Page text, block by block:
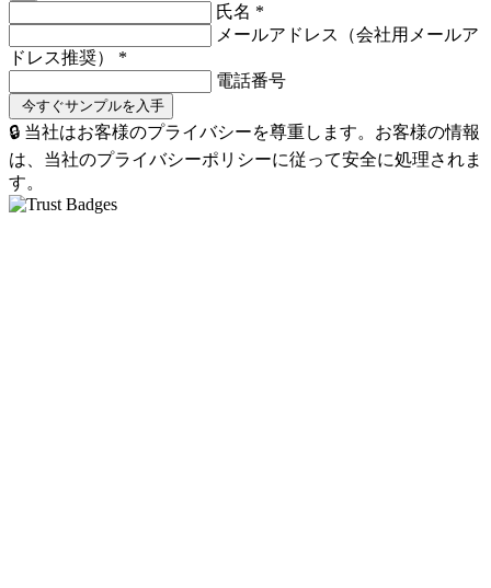
氏名 *
メールアドレス（会社用メールア
ドレス推奨） *
電話番号
🔒 当社はお客様のプライバシーを尊重します。お客様の情報
は、当社のプライバシーポリシーに従って安全に処理されま
す。